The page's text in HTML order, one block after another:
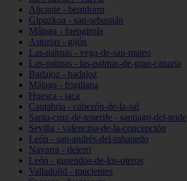
Alicante - benidorm
Gipuzkoa - san-sebastián
Málaga - fuengirola
Asturias - gijón
Las-palmas - vega-de-san-mateo
Las-palmas - las-palmas-de-gran-canaria
Badajoz - badajoz
Málaga - frigiliana
Huesca - jaca
Cantabria - cabezón-de-la-sal
Santa-cruz-de-tenerife - santiago-del-teide
Sevilla - valencina-de-la-concepción
León - san-andrés-del-rabanedo
Navarra - deierri
León - gusendos-de-los-oteros
Valladolid - mucientes